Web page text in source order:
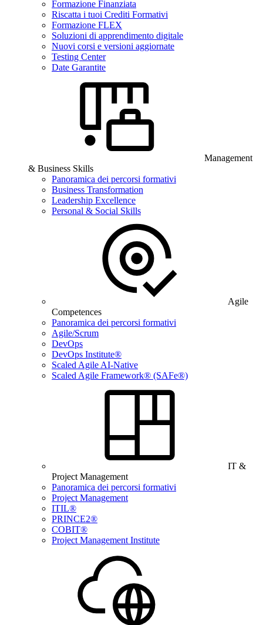
Formazione Finanziata
Riscatta i tuoi Crediti Formativi
Formazione FLEX
Soluzioni di apprendimento digitale
Nuovi corsi e versioni aggiornate
Testing Center
Date Garantite
Management
& Business Skills
Panoramica dei percorsi formativi
Business Transformation
Leadership Excellence
Personal & Social Skills
Agile
Competences
Panoramica dei percorsi formativi
Agile/Scrum
DevOps
DevOps Institute®
Scaled Agile AI-Native
Scaled Agile Framework® (SAFe®)
IT &
Project Management
Panoramica dei percorsi formativi
Project Management
ITIL®
PRINCE2®
COBIT®
Project Management Institute